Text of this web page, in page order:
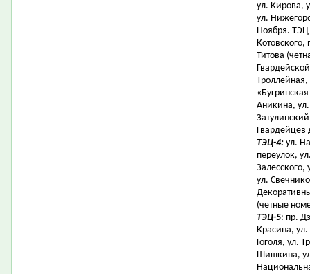
ул. Кирова,
ул.
Ноября.
Котовского,
Титова
Аникина, ул.
Гвардейцев
ТЭЦ-4: ул.
переулок,
ул.
(четные
ТЭЦ-5: пр.
Красина,
Гоголя, ул.
Шишкина,